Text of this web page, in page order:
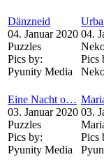
Dänzneid
04. Januar 2020
Puzzles
Pics by:
Pyunity Media
04.
Pics
Eine Nacht o…
03. Januar 2020
Puzzles
Pics by:
Pyunity Media
03.
Pics